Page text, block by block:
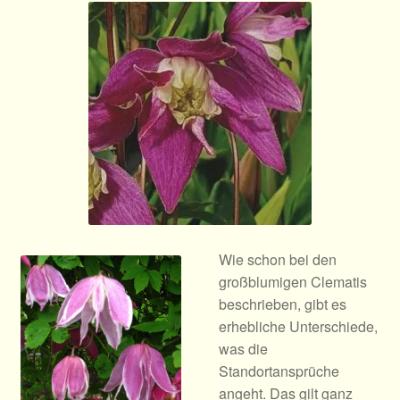
Allgemeines
Über Clematis
Warenkorb
Wie schon bei den
großblumigen Clematis
beschrieben, gibt es
erhebliche Unterschiede,
was die
Standortansprüche
angeht. Das gilt ganz